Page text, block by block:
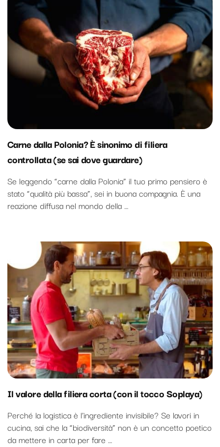
Carne dalla Polonia? È sinonimo di filiera
controllata (se sai dove guardare)
Se leggendo “carne dalla Polonia” il tuo primo pensiero è
stato “qualità più bassa”, sei in buona compagnia. È una
reazione diffusa nel mondo della …
Il valore della filiera corta (con il tocco Soplaya)
Perché la logistica è l’ingrediente invisibile? Se lavori in
cucina, sai che la “biodiversità” non è un concetto poetico
da mettere in carta per fare …